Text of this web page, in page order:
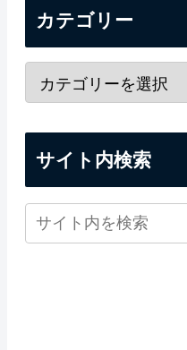
カテゴリー
サイト内検索